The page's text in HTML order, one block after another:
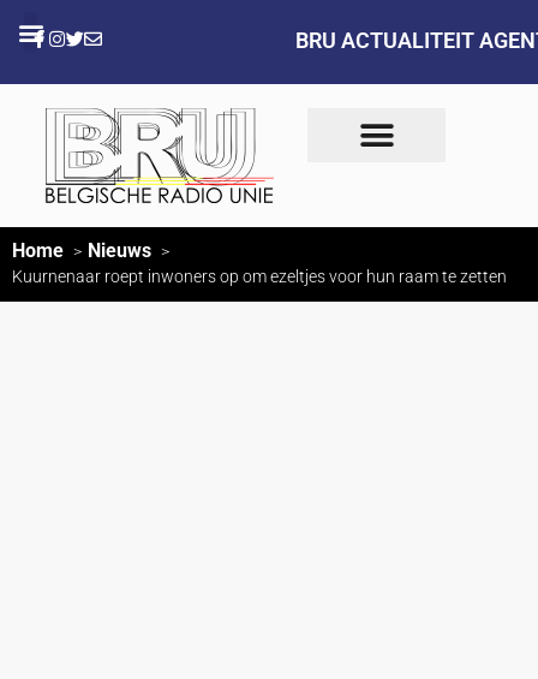
BRU ACTUALITEIT
Home Nieuws
Kuurnenaar roept inwoners op om ezeltjes voor hun raam te zetten